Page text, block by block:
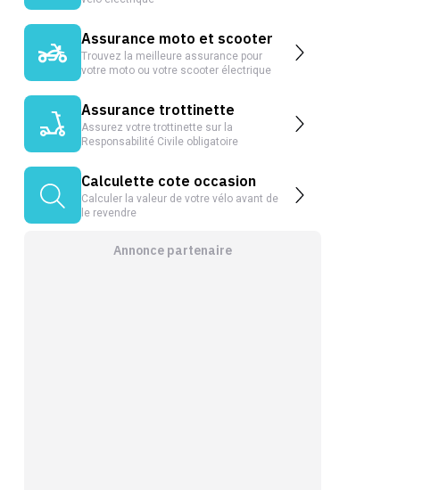
Assurance moto et scooter
Trouvez la meilleure assurance pour
votre moto ou votre scooter électrique
Assurance trottinette
Assurez votre trottinette sur la
Responsabilité Civile obligatoire
Calculette cote occasion
Calculer la valeur de votre vélo avant de
le revendre
Annonce partenaire